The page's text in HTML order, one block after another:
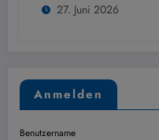
27. Juni 2026
Anmelden
Benutzername